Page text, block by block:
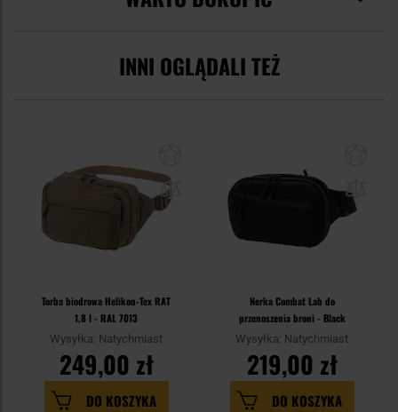
INNI OGLĄDALI TEŻ
Torba biodrowa Helikon-Tex RAT
1,8 l - RAL 7013
Wysyłka: Natychmiast
249,00 zł
DO KOSZYKA
Nerka Combat Lab do
przenoszenia broni - Black
Wysyłka: Natychmiast
219,00 zł
DO KOSZYKA